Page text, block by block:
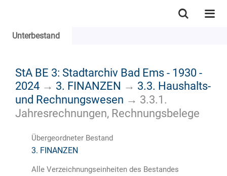
Unterbestand
StA BE 3: Stadtarchiv Bad Ems - 1930 -
2024 → 3. FINANZEN → 3.3. Haushalts-
und Rechnungswesen → 3.3.1.
Jahresrechnungen, Rechnungsbelege
Übergeordneter Bestand
3. FINANZEN
Alle Verzeichnungseinheiten des Bestandes